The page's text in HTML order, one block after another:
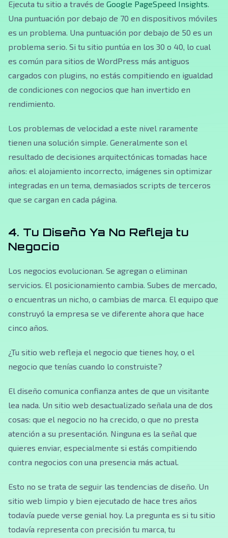
Ejecuta tu sitio a través de Google PageSpeed Insights.
Una puntuación por debajo de 70 en dispositivos móviles
es un problema. Una puntuación por debajo de 50 es un
problema serio. Si tu sitio puntúa en los 30 o 40, lo cual
es común para sitios de WordPress más antiguos
cargados con plugins, no estás compitiendo en igualdad
de condiciones con negocios que han invertido en
rendimiento.
Los problemas de velocidad a este nivel raramente
tienen una solución simple. Generalmente son el
resultado de decisiones arquitectónicas tomadas hace
años: el alojamiento incorrecto, imágenes sin optimizar
integradas en un tema, demasiados scripts de terceros
que se cargan en cada página.
4. Tu Diseño Ya No Refleja tu
Negocio
Los negocios evolucionan. Se agregan o eliminan
servicios. El posicionamiento cambia. Subes de mercado,
o encuentras un nicho, o cambias de marca. El equipo que
construyó la empresa se ve diferente ahora que hace
cinco años.
¿Tu sitio web refleja el negocio que tienes hoy, o el
negocio que tenías cuando lo construiste?
El diseño comunica confianza antes de que un visitante
lea nada. Un sitio web desactualizado señala una de dos
cosas: que el negocio no ha crecido, o que no presta
atención a su presentación. Ninguna es la señal que
quieres enviar, especialmente si estás compitiendo
contra negocios con una presencia más actual.
Esto no se trata de seguir las tendencias de diseño. Un
sitio web limpio y bien ejecutado de hace tres años
todavía puede verse genial hoy. La pregunta es si tu sitio
todavía representa con precisión tu marca, tu